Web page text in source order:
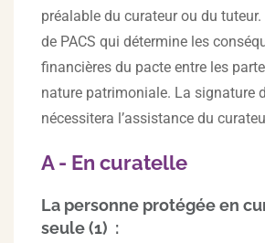
préalable du curateur ou du
de PACS qui détermine les
financières du pacte entre les
nature patrimoniale. La signature
nécessitera l’assistance du
A - En curatelle
La personne protégée en
seule (1) :